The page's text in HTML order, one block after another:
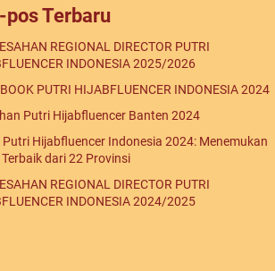
pos Terbaru
REGIONAL DIRECTOR PUTRI
INDONESIA 2025/2026
PUTRI HIJABFLUENCER INDONESIA 2024
Putri Hijabfluencer Banten 2024
Putri Hijabfluencer Indonesia 2024: Menemukan
dari 22 Provinsi
REGIONAL DIRECTOR PUTRI
INDONESIA 2024/2025